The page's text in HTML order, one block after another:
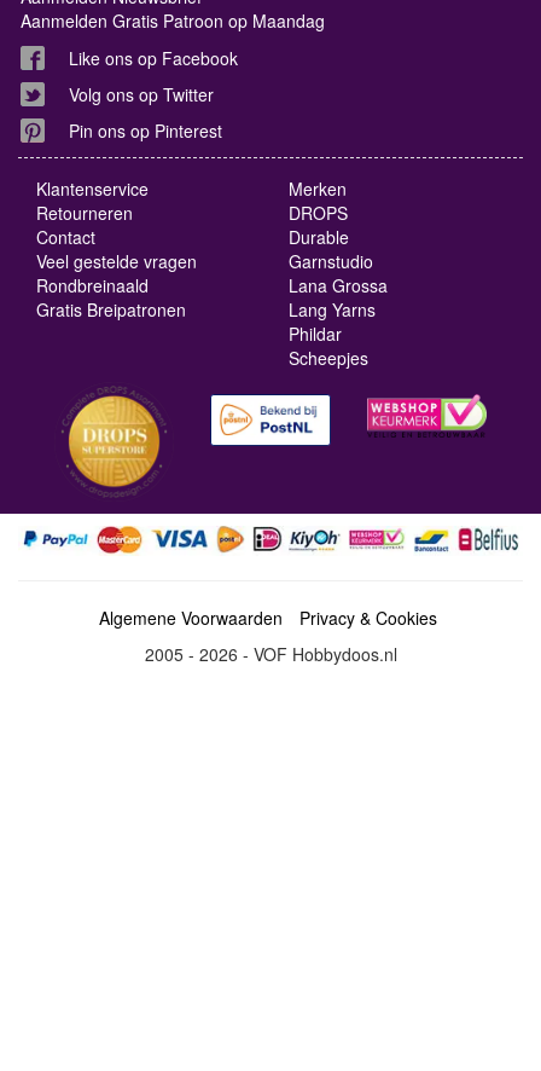
Aanmelden Gratis Patroon op Maandag
Like ons op Facebook
Volg ons op Twitter
Pin ons op Pinterest
Klantenservice
Retourneren
Contact
Veel gestelde vragen
Rondbreinaald
Gratis Breipatronen
Merken
DROPS
Durable
Garnstudio
Lana Grossa
Lang Yarns
Phildar
Scheepjes
Algemene Voorwaarden
Privacy & Cookies
2005 - 2026 - VOF Hobbydoos.nl